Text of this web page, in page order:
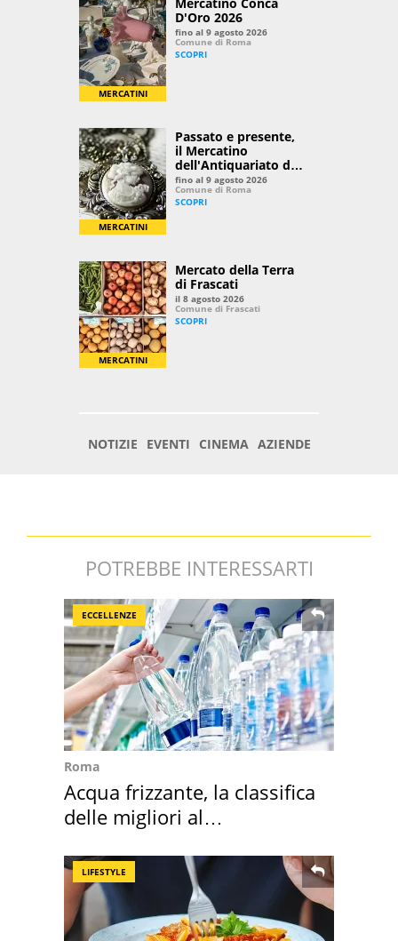
POTREBBE INTERESSARTI
ECCELLENZE
Roma
Acqua frizzante, la classifica
delle migliori al
LIFESTYLE